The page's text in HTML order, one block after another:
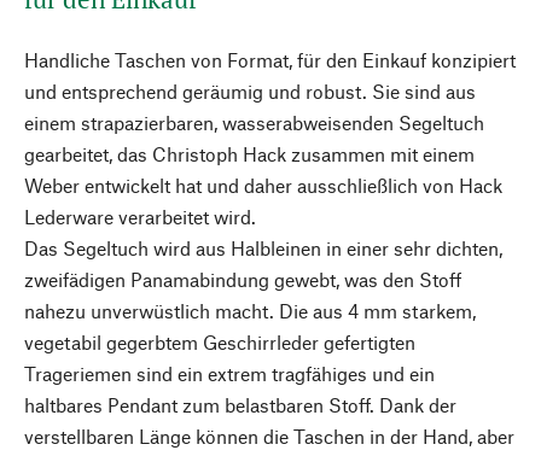
Handliche Taschen von Format, für den Einkauf konzipiert
und entsprechend geräumig und robust. Sie sind aus
einem strapazierbaren, wasserabweisenden Segeltuch
gearbeitet, das Christoph Hack zusammen mit einem
Weber entwickelt hat und daher ausschließlich von Hack
Lederware verarbeitet wird.
Das Segeltuch wird aus Halbleinen in einer sehr dichten,
zweifädigen Panamabindung gewebt, was den Stoff
nahezu unverwüstlich macht. Die aus 4 mm starkem,
vegetabil gegerbtem Geschirrleder gefertigten
Trageriemen sind ein extrem tragfähiges und ein
haltbares Pendant zum belastbaren Stoff. Dank der
verstellbaren Länge können die Taschen in der Hand, aber